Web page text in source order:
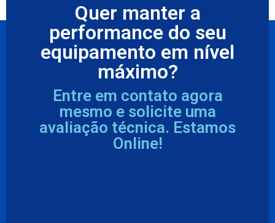
Quer manter a
performance do seu
equipamento em nível
máximo?
Entre em contato agora
mesmo e solicite uma
avaliação técnica. Estamos
Online!